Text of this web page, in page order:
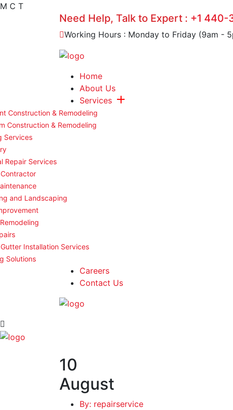
M C T
Need Help, Talk to Expert : +1 440-
Working Hours : Monday to Friday (9am -
Home
About Us
Services
Construction & Remodeling
Construction & Remodeling
Services
Repair Services
and Landscaping
Installation Services
Solutions
Careers
Contact Us
10
August
By: repairservice